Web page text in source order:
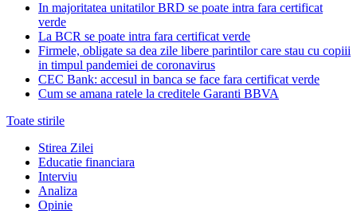
In majoritatea unitatilor BRD se poate intra fara certificat
verde
La BCR se poate intra fara certificat verde
Firmele, obligate sa dea zile libere parintilor care stau cu copiii
in timpul pandemiei de coronavirus
CEC Bank: accesul in banca se face fara certificat verde
Cum se amana ratele la creditele Garanti BBVA
Toate stirile
Stirea Zilei
Educatie financiara
Interviu
Analiza
Opinie